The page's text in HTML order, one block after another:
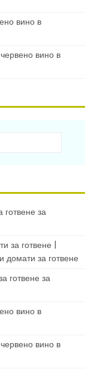
вино в
вино в
готвене за
за готвене |
домати за готвене
готвене за
вино в
вино в